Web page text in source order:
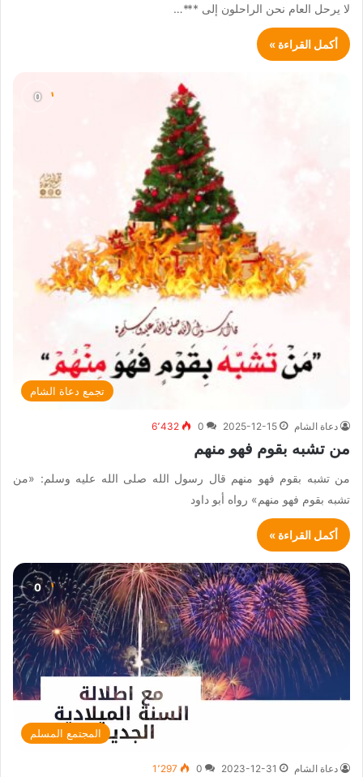
لا يرحل العام نحن الراحلون إلى ***…
أكمل القراءة »
تجمع دعاة الشام
دعاة الشام 2025-12-15
0 6٬432
من تشبه بقوم فهو منهم
من تشبه بقوم فهو منهم قال رسول الله صلى الله عليه وسلم: «من
تشبه بقوم فهو منهم» رواه أبو داود
أكمل القراءة »
المجتمع المسلم
دعاة الشام 2023-12-31
0 1٬297